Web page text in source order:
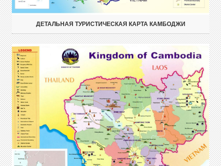
ДЕТАЛЬНАЯ ТУРИСТИЧЕСКАЯ КАРТА КАМБОДЖИ